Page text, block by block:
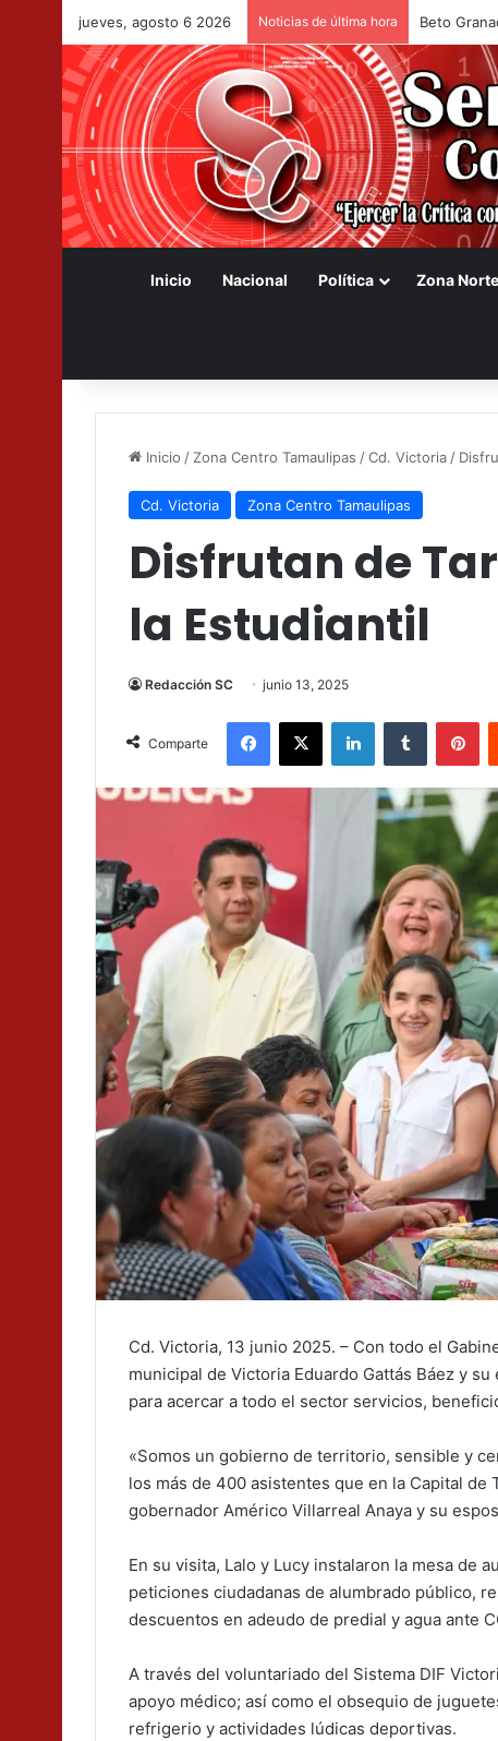
jueves, agosto 6 2026 Noticias de última hora Amplía
Inicio Nacional Política Zona
Inicio / Zona Centro Tamaulipas /Cd. Victoria /
Cd. Victoria Zona Centro Tamaulipas
Disfrutan de
la Estudiantil
Redacción SC junio 13, 2025
Comparte
Facebook
X LinkedInTumblr
Cd. Victoria, 13 junio 2025. – Con todo el
municipal de Victoria Eduardo Gattás Báez y
para acercar a todo el sector servicios,
«Somos un gobierno de territorio, sensible y
los más de 400 asistentes que en la Capital
gobernador Américo Villarreal Anaya y su
En su visita, Lalo y Lucy instalaron la mesa de
peticiones ciudadanas de alumbrado público,
descuentos en adeudo de predial y agua ante
A través del voluntariado del Sistema DIF
apoyo médico; así como el obsequio de
refrigerio y actividades lúdicas deportivas.